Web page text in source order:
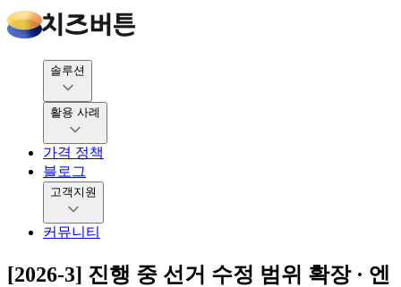
솔루션
활용 사례
가격 정책
블로그
고객지원
커뮤니티
[2026-3] 진행 중 선거 수정 범위 확장 · 엔